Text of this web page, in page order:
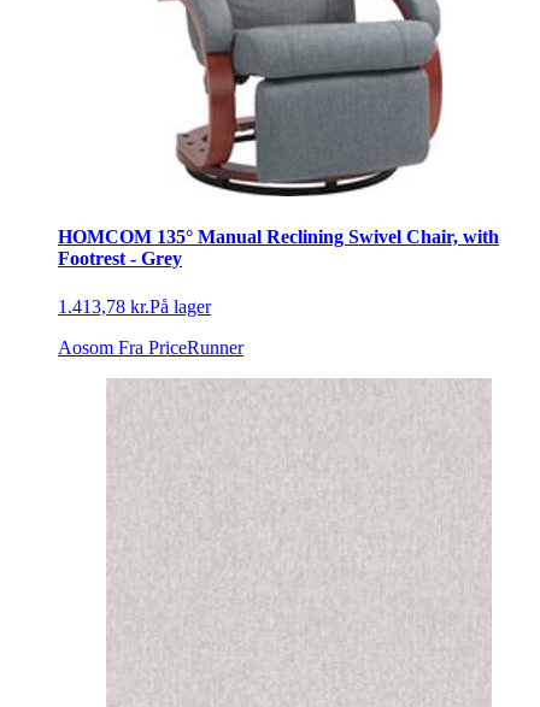
HOMCOM 135° Manual Reclining Swivel Chair, with
Footrest - Grey
1.413,78 kr.På lager
Aosom Fra PriceRunner